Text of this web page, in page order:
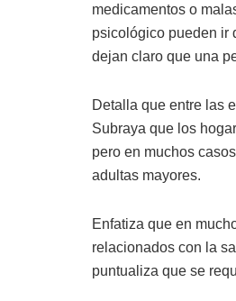
medicamentos o
psicológico pueden ir
dejan claro que una
Detalla que entre las
Subraya que los
pero en muchos
adultas mayores.
Enfatiza que en
relacionados con la
puntualiza que se